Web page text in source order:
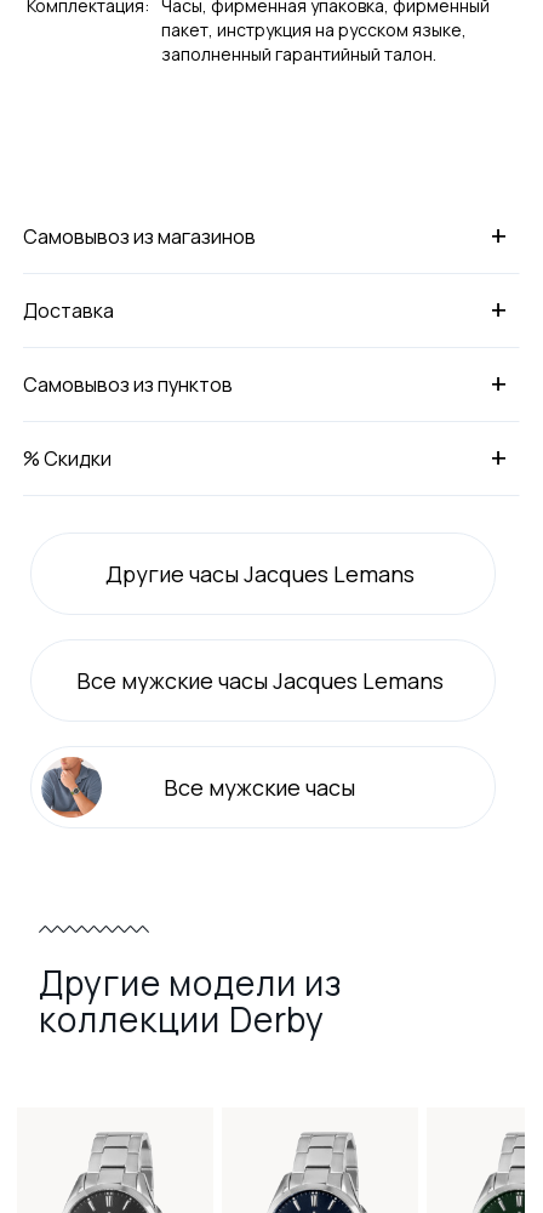
Комплектация: Часы, фирменная упаковка, фирменный
пакет, инструкция на русском языке,
заполненный гарантийный талон.
+
Самовывоз из магазинов
+
Доставка
+
Самовывоз из пунктов
+
% Скидки
Другие часы Jacques Lemans
Все мужские часы Jacques Lemans
Все мужские часы
Другие модели из
коллекции Derby